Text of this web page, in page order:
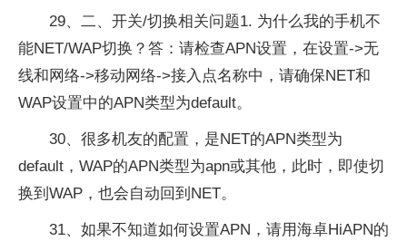
29、二、开关/切换相关问题1. 为什么我的手机不
能NET/WAP切换？答：请检查APN设置，在设置->无
线和网络->移动网络->接入点名称中，请确保NET和
WAP设置中的APN类型为default。
30、很多机友的配置，是NET的APN类型为
default，WAP的APN类型为apn或其他，此时，即使切
换到WAP，也会自动回到NET。
31、如果不知道如何设置APN，请用海卓HiAPN的